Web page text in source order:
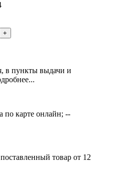
+
в пункты выдачи и
карте онлайн; --
товар от 12